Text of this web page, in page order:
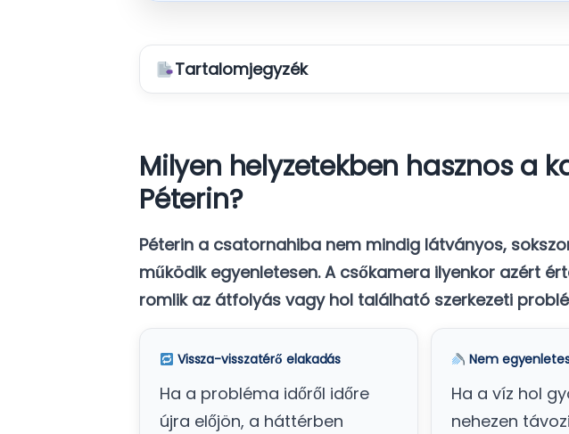
Tartalomjegyzék
Milyen helyzetekben hasznos a
Péterin?
Péterin a csatornahiba nem mindig látványos,
működik egyenletesen. A csőkamera ilyenkor azért
romlik az átfolyás vagy hol található szerkezeti
Vissza-visszatérő elakadás
Ha a probléma időről időre
újra előjön, a háttérben
Nem
Ha a víz hol
nehezen